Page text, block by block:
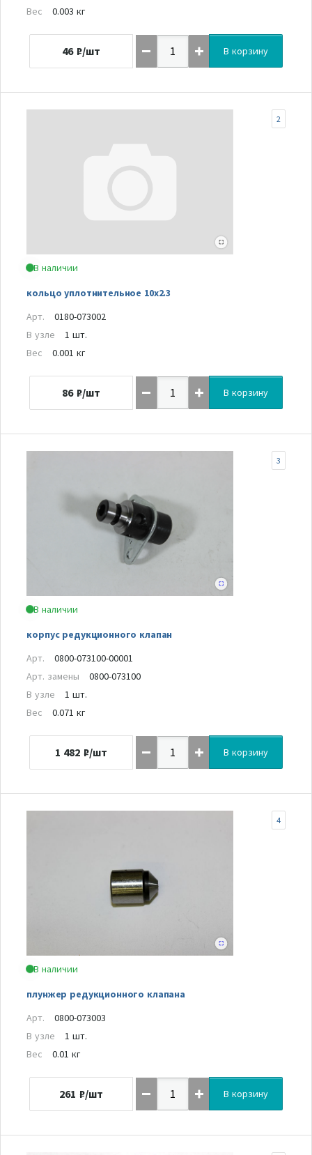
Вес
0.003 кг
46 ₽/шт В корзину
В наличии
кольцо уплотнительное 10х2.3
2
Арт.
0180-073002
В узле
1 шт.
Вес
0.001 кг
86 ₽/шт В корзину
В наличии
корпус редукционного клапан
3
Арт.
0800-073100-00001
Арт. замены
0800-073100
В узле
1 шт.
Вес
0.071 кг
1 482 ₽/шт В корзину
В наличии
плунжер редукционного клапана
4
Арт.
0800-073003
В узле
1 шт.
Вес
0.01 кг
261 ₽/шт В корзину